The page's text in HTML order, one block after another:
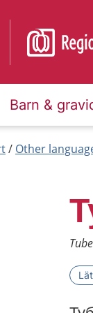
1177
Barn &
Other